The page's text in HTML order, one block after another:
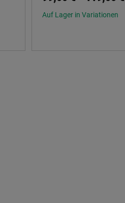
Auf Lager in Variationen